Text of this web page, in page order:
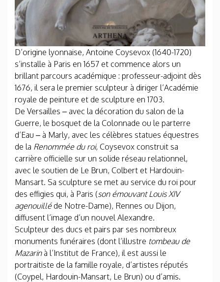
D’origine lyonnaise, Antoine Coysevox (1640-1720)
s’installe à Paris en 1657 et commence alors un
brillant parcours académique : professeur-adjoint dès
1676, il sera le premier sculpteur à diriger l’Académie
royale de peinture et de sculpture en 1703.
De Versailles – avec la décoration du salon de la
Guerre, le bosquet de la Colonnade ou le parterre
d’Eau – à Marly, avec les célèbres statues équestres
de la Renommée du roi, Coysevox construit sa
carrière officielle sur un solide réseau relationnel,
avec le soutien de Le Brun, Colbert et Hardouin-
Mansart. Sa sculpture se met au service du roi pour
des effigies qui, à Paris (son émouvant Louis XIV
agenouilléde Notre-Dame), Rennes ou Dijon,
diffusent l’image d’un nouvel Alexandre.
Sculpteur des ducs et pairs par ses nombreux
monuments funéraires (dont l’illustre tombeau de
Mazarinà l’Institut de France), il est aussi le
portraitiste de la famille royale, d’artistes réputés
(Coypel, Hardouin-Mansart, Le Brun) ou d’amis.